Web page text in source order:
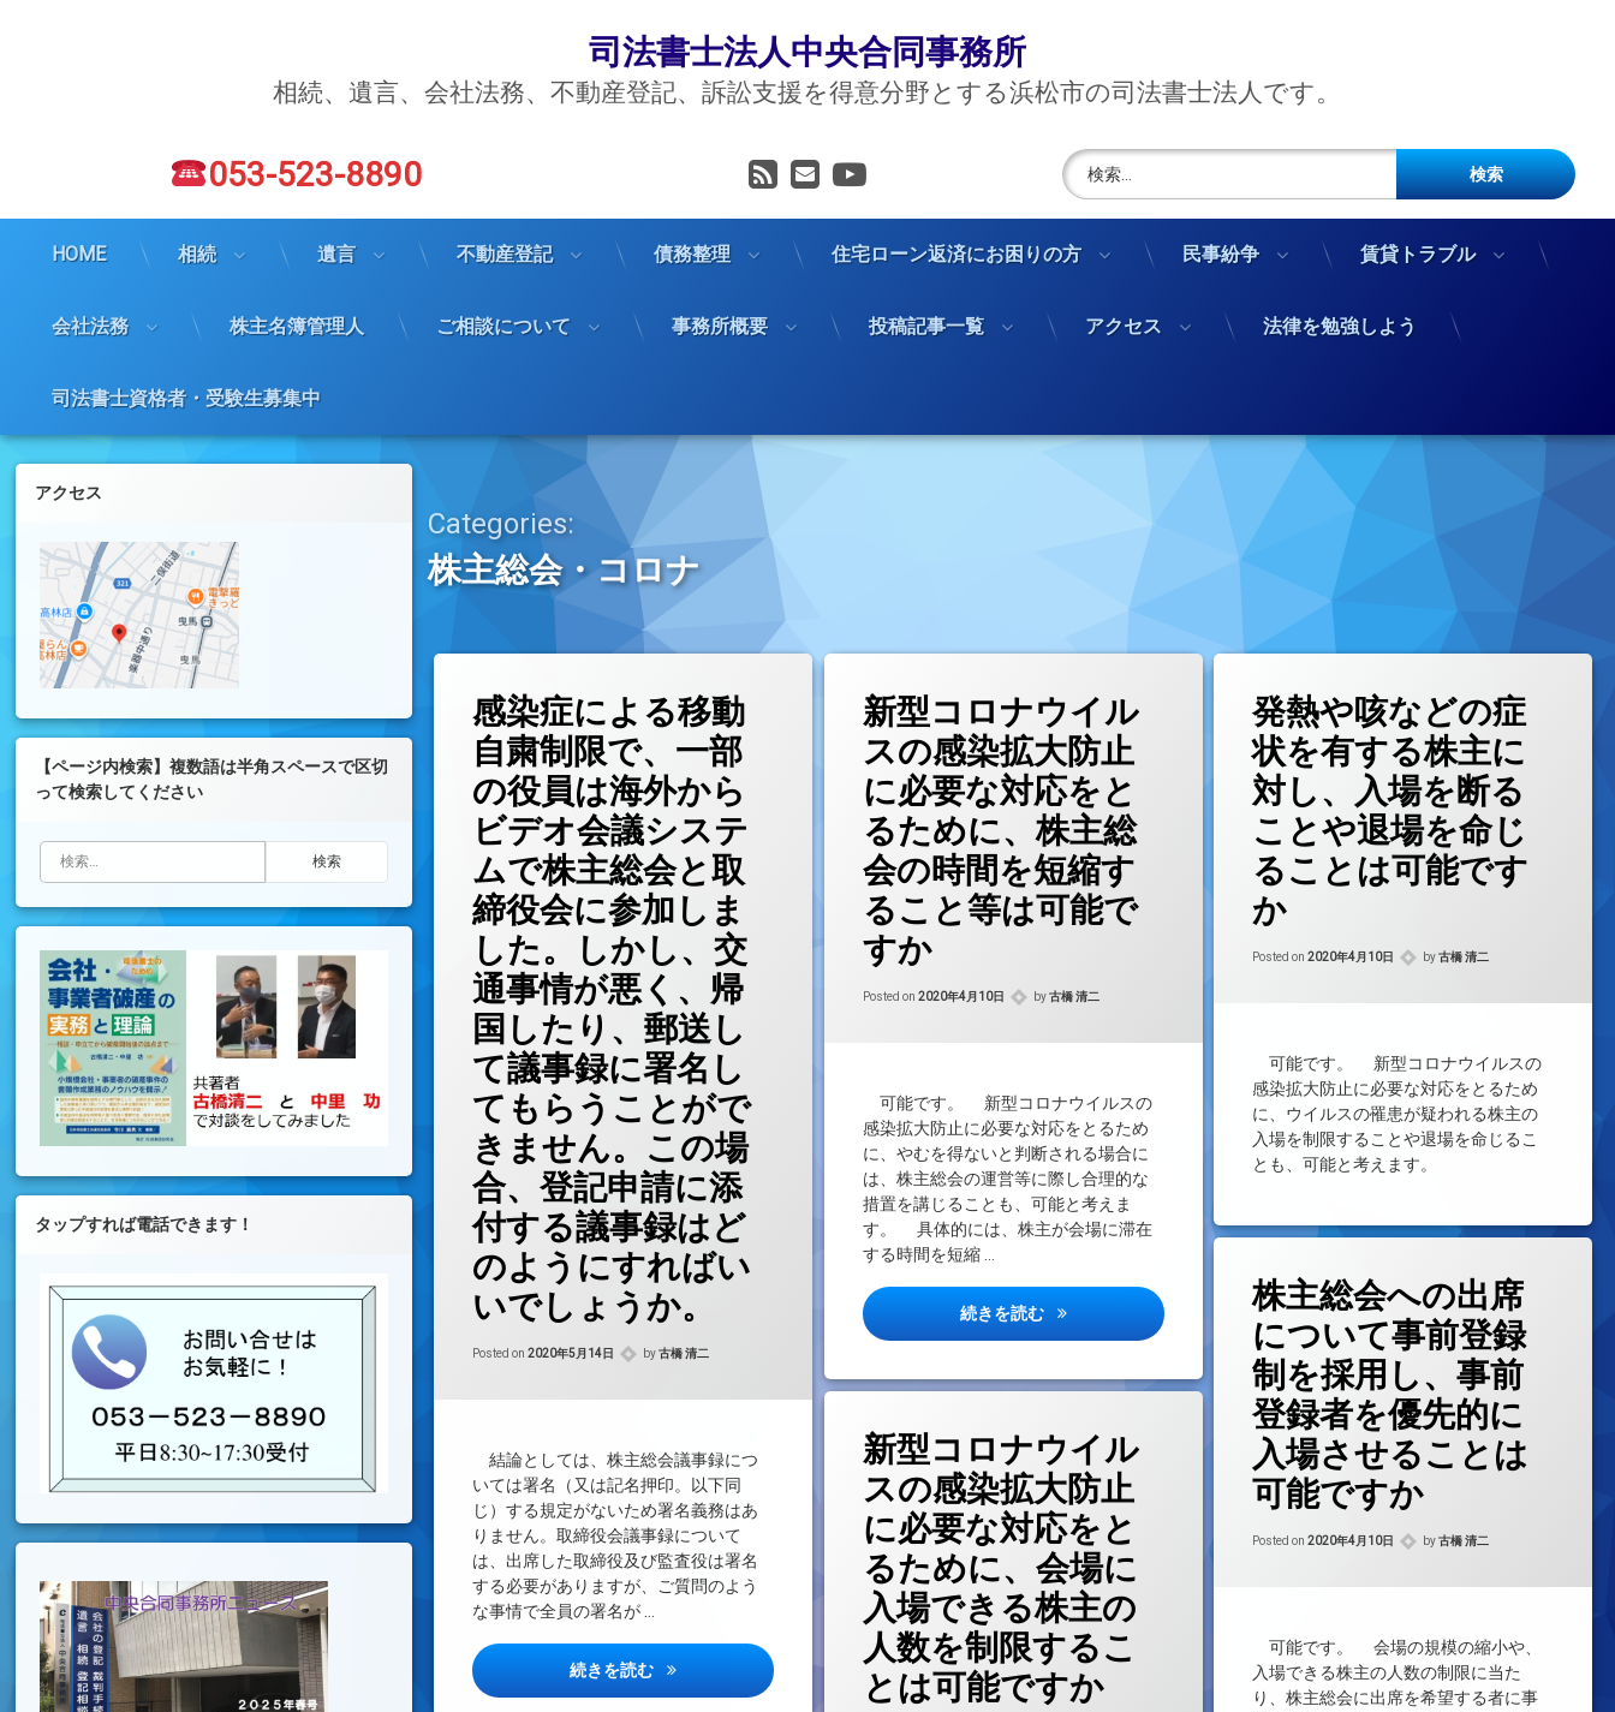
司法書士法人中央合同事務所
相続、遺言、会社法務、不動産登記、訴訟支援を得意分野とする浜松市の司法書士法人です。
電話番号:
053-523-8890 RSSメールアドレス
YouTube 検索:
HOME 相続 遺言 不動産登記 債務整理 住宅ローン返済にお困りの方 民事紛争 賃貸トラブル
会社法務 株主名簿管理人 ご相談について 事務所概要 投稿記事一覧 アクセス 法律を勉強しよう
司法書士資格者・受験生募集中
Categories:
株主総会・コロナ
感染症による移動
自粛制限で、一部
の役員は海外から
ビデオ会議システ
ムで株主総会と取
締役会に参加しま
した。しかし、交
通事情が悪く、帰
国したり、郵送し
て議事録に署名し
てもらうことがで
きません。この場
合、登記申請に添
付する議事録はど
のようにすればい
いでしょうか。
Posted on 2020年5月14日 by古橋 清二
結論としては、株主総会議事録につ
いては署名（又は記名押印。以下同
じ）する規定がないため署名義務はあ
りません。取締役会議事録について
は、出席した取締役及び監査役は署名
する必要がありますが、ご質問のよう
な事情で全員の署名が …
続きを読む 感染症による移動自粛制限で、一部の役員は海外からビデオ会議システムで株主総会と取締役会に参加しました。しかし、
新型コロナウイル
スの感染拡大防止
に必要な対応をと
るために、株主総
会の時間を短縮す
ること等は可能で
すか
Posted on 2020年4月10日 by古橋 清二
可能です。 新型コロナウイルスの
感染拡大防止に必要な対応をとるため
に、やむを得ないと判断される場合に
は、株主総会の運営等に際し合理的な
措置を講じることも、可能と考えま
す。 具体的には、株主が会場に滞在
する時間を短縮 …
続きを読む 新型コロナウイルスの感染拡大防止に必要な対応をとるために、株主総会
発熱や咳などの症
状を有する株主に
対し、入場を断る
ことや退場を命じ
ることは可能です
か
Posted on2020年4月10日 by古橋 清二
可能です。 新型コロナウイルスの
感染拡大防止に必要な対応をとるため
に、ウイルスの罹患が疑われる株主の
入場を制限することや退場を命じるこ
とも、可能と考えます。
株主総会への出席
について事前登録
制を採用し、事前
登録者を優先的に
入場させることは
可能ですか
Posted on2020年4月10日 by古橋 清二
可能です。 会場の規模の縮小や、
入場できる株主の人数の制限に当た
り、株主総会に出席を希望する者に事
新型コロナウイル
スの感染拡大防止
に必要な対応をと
るために、会場に
入場できる株主の
人数を制限するこ
とは可能ですか
左サイドバー
アクセス
【ページ内検索】複数語は半角スペースで区切
って検索してください
検索:
タップすれば電話できます！